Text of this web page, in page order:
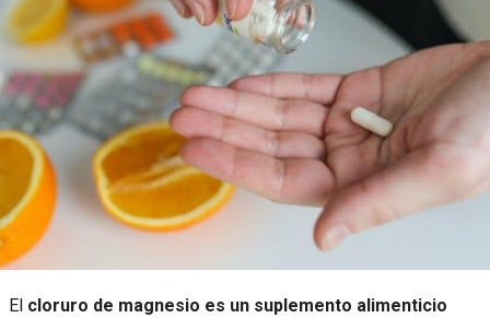
El cloruro de magnesio es un suplemento alimenticio